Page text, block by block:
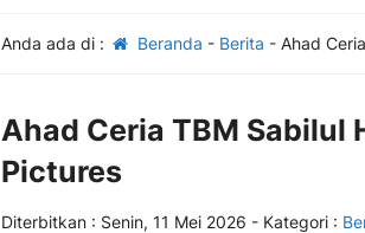
Anda ada di : Beranda - Berita - Ahad
Ahad Ceria TBM Sabilul
Pictures
Diterbitkan : Senin, 11 Mei 2026 - Kategori :